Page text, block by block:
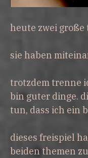
heute zwei große
sie haben
trotzdem trenne
bin guter dinge.
tun, dass ich ein
dieses freispiel
beiden themen